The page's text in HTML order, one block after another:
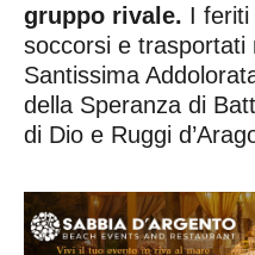
gruppo rivale. I feriti
soccorsi e trasportati
Santissima
della Speranza di
di Dio e Ruggi